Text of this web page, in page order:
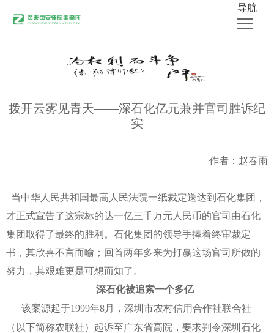
导航
首页
律师团队
中安新闻
联系我们
拨开云雾见青天——深石化亿元兼并官司胜诉纪
实
作者：赵春雨
当中华人民共和国最高人民法院一纸裁定送达到石化集团，
才正式宣告了这宗标的达一亿三千万元人民币的官司由石化
集团取得了最终的胜利。石化集团的领导手捧着终审裁定
书，其欣喜不言而喻；回首两年多来为打赢这场官司所做的
努力，其艰难更是可想而知了。
深石化被追索一个多亿
该案源起于1999年8月，深圳市农村信用合作社联合社
（以下简称农联社）起诉至广东省高院，要求判令深圳石化